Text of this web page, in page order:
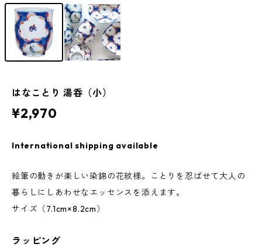
はなことり 湯呑（小）
¥2,970
International shipping available
絵筆の動きが楽しい染錦の花紋様。ことりを忍ばせて大人の
暮らしにしあわせなエッセンスを添えます。
サイズ（7.1cm×8.2cm）
ラッピング